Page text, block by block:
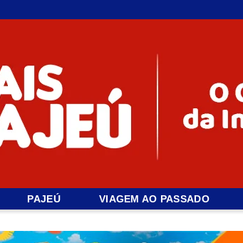
PAJEÚ VIAGEM AO PASSADO